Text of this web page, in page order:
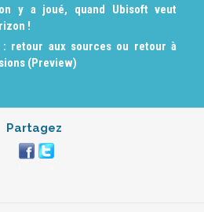
y a joué, quand Ubisoft veut
!
: retour aux sources ou retour à
(Preview)
Partagez